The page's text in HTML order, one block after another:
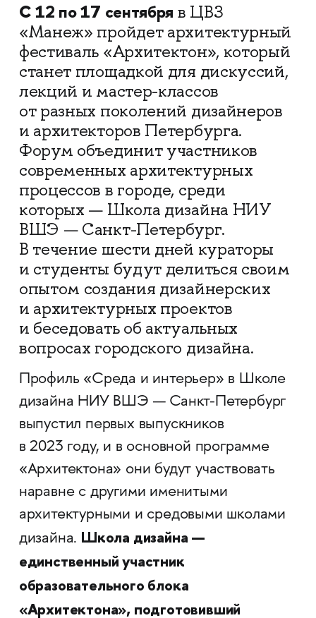
С 12 по 17 сентября в ЦВЗ
«Манеж» пройдет архитектурный
фестиваль «Архитектон», который
станет площадкой для дискуссий,
лекций и мастер-классов
от разных поколений дизайнеров
и архитекторов Петербурга.
Форум объединит участников
современных архитектурных
процессов в городе, среди
которых — Школа дизайна НИУ
ВШЭ — Санкт-Петербург.
В течение шести дней кураторы
и студенты будут делиться своим
опытом создания дизайнерских
и архитектурных проектов
и беседовать об актуальных
вопросах городского дизайна.
Профиль «Среда и интерьер» в Школе
дизайна НИУ ВШЭ — Санкт-Петербург
выпустил первых выпускников
в 2023 году, и в основной программе
«Архитектона» они будут участвовать
наравне с другими именитыми
архитектурными и средовыми школами
дизайна. Школа дизайна —
единственный участник
образовательного блока
«Архитектона», подготовивший